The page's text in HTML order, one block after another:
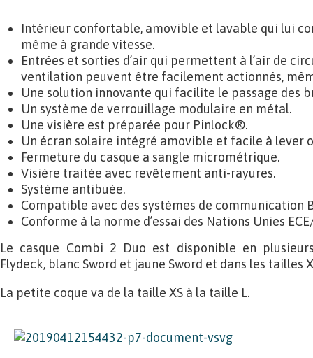
Intérieur confortable, amovible et lavable qui lui
même à grande vitesse.
Entrées et sorties d’air qui permettent à l’air de
ventilation peuvent être facilement actionnés,
Une solution innovante qui facilite le passage des
Un système de verrouillage modulaire en métal.
Une visière est préparée pour Pinlock®.
Un écran solaire intégré amovible et facile à lever
Fermeture du casque a sangle micrométrique.
Visière traitée avec revêtement anti-rayures.
Système antibuée.
Compatible avec des systèmes de communication
Conforme à la norme d’essai des Nations Unies
Le casque Combi 2 Duo est disponible en
Flydeck, blanc Sword et jaune Sword et dans les tailles
La petite coque va de la taille XS à la taille L.